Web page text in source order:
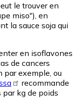
le trouver en
miso"), en
la sauce soja qui
en isoflavones
de cancers
par exemple, ou
recommande
par kg de poids